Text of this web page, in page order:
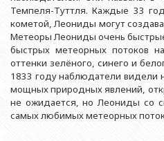
Выпускники БГУ
Почетные доктора
Образование в БГУ
Перечень специальностей
Знаменательные даты в
Темпеля-Туттля. Каждые 33
кометой, Леониды могут
Метеоры Леониды очень
быстрых метеорных потоков
оттенки зелёного, синего и
1833 году наблюдатели видели
мощных природных явлений,
не ожидается, но Леониды со
самых любимых метеорных